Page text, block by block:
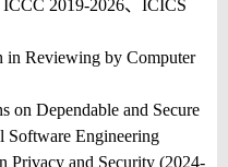
2019-2026、ICICS
in Reviewing by Computer
on Dependable and Secure
Software Engineering
Privacy and Security (2024-